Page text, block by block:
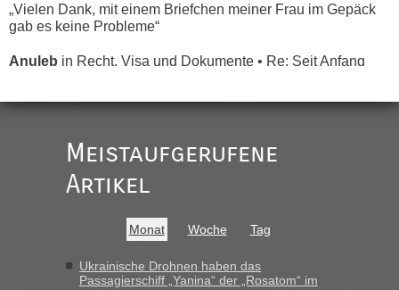
„Vielen Dank, mit einem Briefchen meiner Frau im Gepäck
gab es keine Probleme“
Anuleb in Recht, Visa und Dokumente • Re: Seit Anfang
Verdacht.“
inRecht, Visa und Dokumente • Re: Seit Anfang des
Milliarden aufgedeckt
und du nicht damit handeln willst. So lange das nicht
Originalverpackt ist und ersichlich das nicht neu sollte es
Meistaufgerufene
Artikel
Monat Woche Tag
Ukrainische Drohnen haben das
Passagierschiff „Yanina“ der „Rosatom“ im